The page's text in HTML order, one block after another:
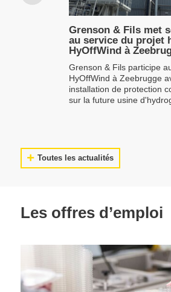
Grenson & Fils met
au service du projet
HyOffWind à
Grenson & Fils participe
HyOffWind à Zeebrugge
installation de protection
sur la future usine
Toutes les actualités
Les offres d’emploi